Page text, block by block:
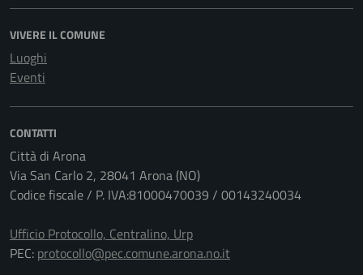
VIVERE IL COMUNE
Luoghi
Eventi
CONTATTI
Città di Arona
Via San Carlo 2, 28041 Arona (NO)
Codice fiscale / P. IVA:81000470039 / 00143240034
Ufficio Protocollo, Centralino, Urp
PEC: protocollo@pec.comune.arona.no.it